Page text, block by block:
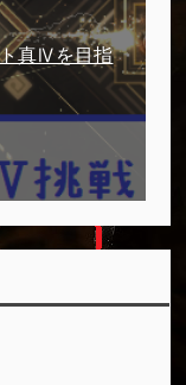
ト真Ⅳを目指